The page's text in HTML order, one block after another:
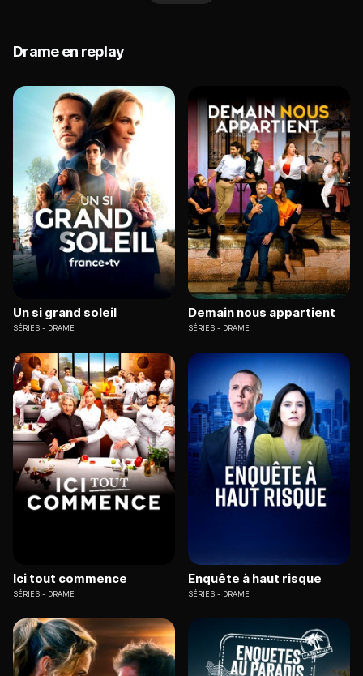
effrénée à travers la ville pour la retrouver.Si
Drame en replay
Un si grand soleil
SÉRIES DRAME
Demain nous appartient
SÉRIES DRAME
Ici tout commence
SÉRIES DRAME
Enquête à haut risque
SÉRIES DRAME